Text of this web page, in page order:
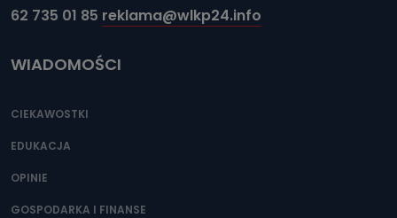
62 735 01 85 reklama@wlkp24.info
WIADOMOŚCI
CIEKAWOSTKI
EDUKACJA
OPINIE
GOSPODARKA I FINANSE